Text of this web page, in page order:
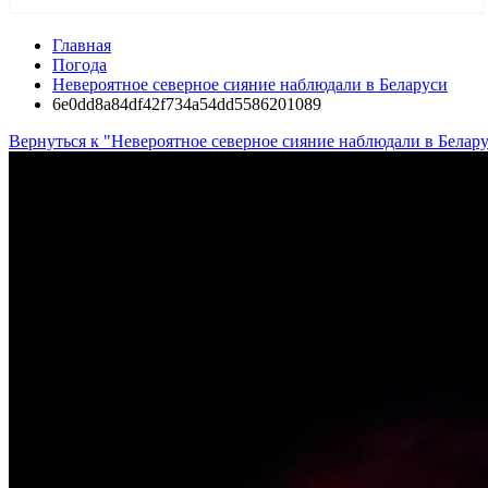
Главная
Погода
Невероятное северное сияние наблюдали в Беларуси
6e0dd8a84df42f734a54dd5586201089
Вернуться к "Невероятное северное сияние наблюдали в